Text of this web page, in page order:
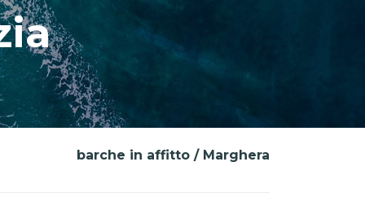
barche in affitto / Marghera